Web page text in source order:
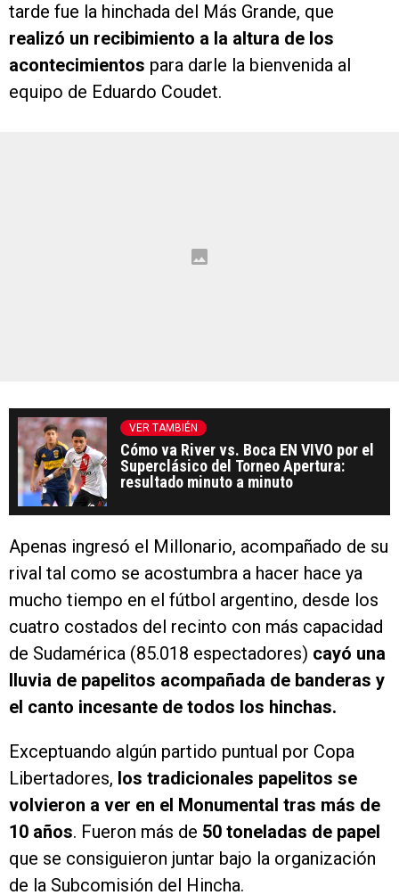
tarde fue la hinchada del Más Grande, que
realizó un recibimiento a la altura de los
acontecimientos para darle la bienvenida al
equipo de Eduardo Coudet.
VER TAMBIÉN
Cómo va River vs. Boca EN VIVO por el
Superclásico del Torneo Apertura:
resultado minuto a minuto
Apenas ingresó el Millonario, acompañado de su
rival tal como se acostumbra a hacer hace ya
mucho tiempo en el fútbol argentino, desde los
cuatro costados del recinto con más capacidad
de Sudamérica (85.018 espectadores) cayó una
lluvia de papelitos acompañada de banderas y
el canto incesante de todos los hinchas.
Exceptuando algún partido puntual por Copa
Libertadores, los tradicionales papelitos se
volvieron a ver en el Monumental tras más de
10 años. Fueron más de 50 toneladas de papel
que se consiguieron juntar bajo la organización
de la Subcomisión del Hincha.